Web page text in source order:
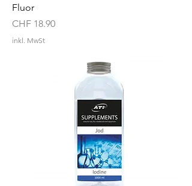
Fluor
Preis
CHF 18.90
inkl. MwSt